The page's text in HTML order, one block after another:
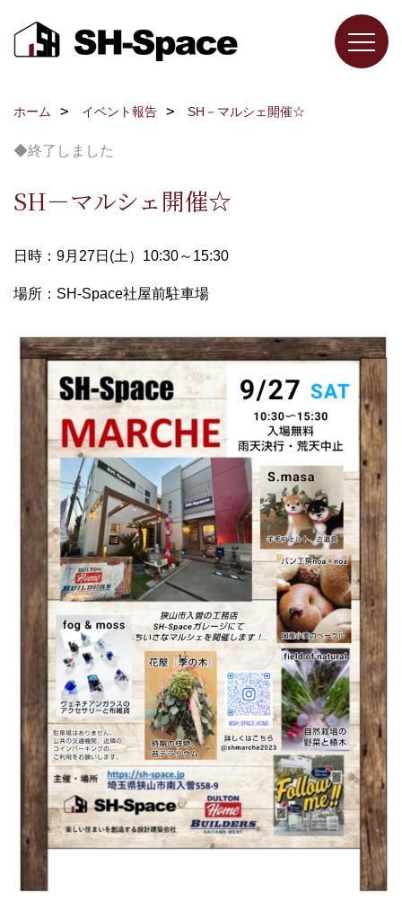
ホーム イベント報告 SH－マルシェ開催☆
◆終了しました
SH－マルシェ開催☆
日時：9月27日(土）10:30～15:30
場所：SH-Space社屋前駐車場